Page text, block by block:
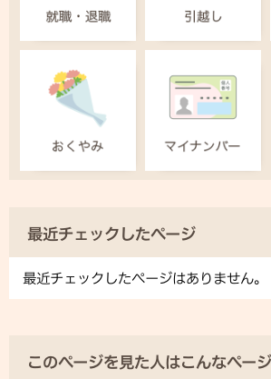
最近チェックしたページ
最近チェックしたページはありません。
このページを見た人はこんなペー